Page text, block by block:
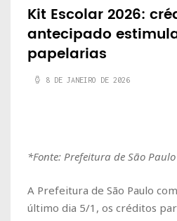
Kit Escolar 2026:
antecipado
papelarias
8 DE JANEIRO DE 2026
*Fonte: Prefeitura de São Paulo
A Prefeitura de São Paulo
último dia 5/1, os créditos